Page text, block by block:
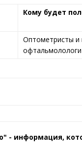
Кому будет
Оптометристы и
офтальмолологи
- информация,